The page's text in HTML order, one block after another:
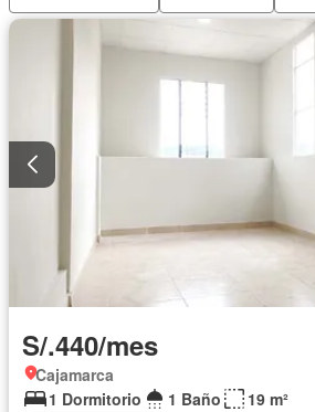
S/.440/mes
Cajamarca
1 Dormitorio
1 Baño
19 m²